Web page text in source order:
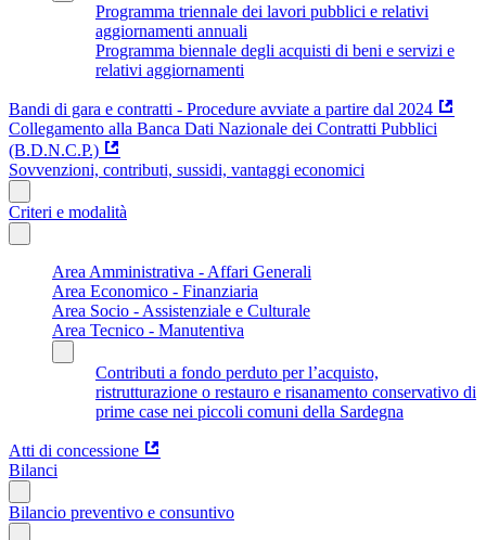
Programma triennale dei lavori pubblici e relativi
aggiornamenti annuali
Programma biennale degli acquisti di beni e servizi e
relativi aggiornamenti
Bandi di gara e contratti - Procedure avviate a partire dal 2024
Collegamento alla Banca Dati Nazionale dei Contratti Pubblici
(B.D.N.C.P.)
Sovvenzioni, contributi, sussidi, vantaggi economici
Criteri e modalità
Area Amministrativa - Affari Generali
Area Economico - Finanziaria
Area Socio - Assistenziale e Culturale
Area Tecnico - Manutentiva
Contributi a fondo perduto per l’acquisto,
ristrutturazione o restauro e risanamento conservativo di
prime case nei piccoli comuni della Sardegna
Atti di concessione
Bilanci
Bilancio preventivo e consuntivo